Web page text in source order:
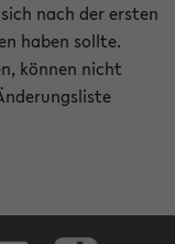
nach der ersten
haben sollte.
können nicht